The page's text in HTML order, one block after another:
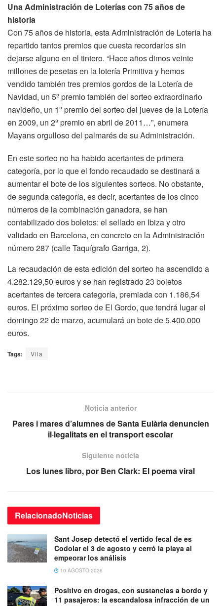
Una Administración de Loterías con 75 años de
historia
Con 75 años de historia, esta Administración de Lotería ha
repartido tantos premios que cuesta recordarlos sin
dejarse alguno en el tintero. “Hace años dimos veinte
millones de pesetas en la lotería Primitiva y hemos
vendido también tres premios gordos de la Lotería de
Navidad, un 5º premio también del sorteo extraordinario
navideño, un 1º premio del sorteo del jueves de la Lotería
en 2009, un 2º premio en abril de 2011…”, enumera
Mayans orgulloso del palmarés de su Administración.
En este sorteo no ha habido acertantes de primera
categoría, por lo que el fondo recaudado se destinará a
aumentar el bote de los siguientes sorteos. No obstante,
de segunda categoría, es decir, acertantes de los cinco
números de la combinación ganadora, se han
contabilizado dos boletos: el sellado en Ibiza y otro
validado en Barcelona, en concreto en la Administración
número 287 (calle Taquígrafo Garriga, 2).
La recaudación de esta edición del sorteo ha ascendido a
4.282.129,50 euros y se han registrado 23 boletos
acertantes de tercera categoría, premiada con 1.186,54
euros. El próximo sorteo de El Gordo, que tendrá lugar el
domingo 22 de marzo, acumulará un bote de 5.400.000
euros.
Tags: Vila
Noticia anterior
Pares i mares d’alumnes de Santa Eulària denuncien
il·legalitats en el transport escolar
Siguiente noticia
Los lunes libro, por Ben Clark: El poema viral
RelacionadoNoticias
Sant Josep detectó el vertido fecal de es
Codolar el 3 de agosto y cerró la playa al
empeorar los análisis
10 AGOSTO 2026
Positivo en drogas, con sustancias a bordo y
11 pasajeros: la escandalosa infracción de un